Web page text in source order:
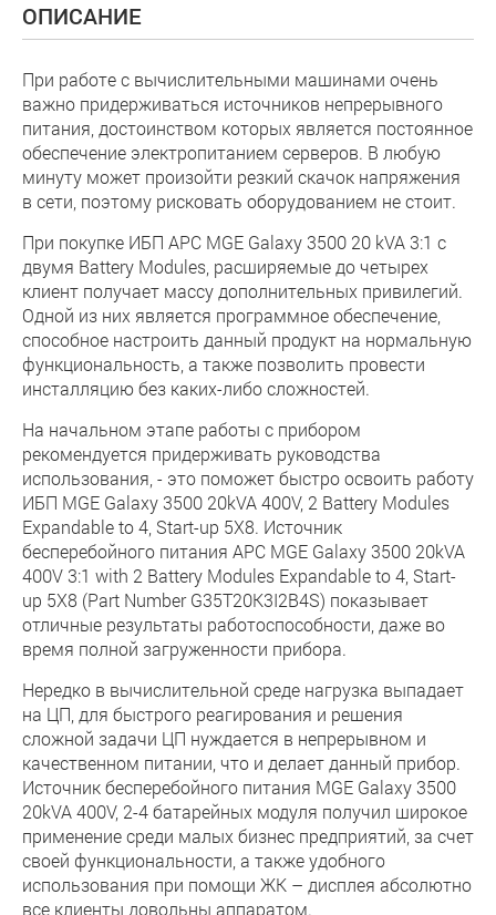
ОПИСАНИЕ
При работе с вычислительными машинами очень
важно придерживаться источников непрерывного
питания, достоинством которых является постоянное
обеспечение электропитанием серверов. В любую
минуту может произойти резкий скачок напряжения
в сети, поэтому рисковать оборудованием не стоит.
При покупке ИБП APC MGE Galaxy 3500 20 kVA 3:1 с
двумя Battery Modules, расширяемые до четырех
клиент получает массу дополнительных привилегий.
Одной из них является программное обеспечение,
способное настроить данный продукт на нормальную
функциональность, а также позволить провести
инсталляцию без каких-либо сложностей.
На начальном этапе работы с прибором
рекомендуется придерживать руководства
использования, - это поможет быстро освоить работу
ИБП MGE Galaxy 3500 20kVA 400V, 2 Battery Modules
Expandable to 4, Start-up 5X8. Источник
бесперебойного питания APC MGE Galaxy 3500 20kVA
400V 3:1 with 2 Battery Modules Expandable to 4, Start-
up 5X8 (Part Number G35T20K3I2B4S) показывает
отличные результаты работоспособности, даже во
время полной загруженности прибора.
Нередко в вычислительной среде нагрузка выпадает
на ЦП, для быстрого реагирования и решения
сложной задачи ЦП нуждается в непрерывном и
качественном питании, что и делает данный прибор.
Источник бесперебойного питания MGE Galaxy 3500
20kVA 400V, 2-4 батарейных модуля получил широкое
применение среди малых бизнес предприятий, за счет
своей функциональности, а также удобного
использования при помощи ЖК – дисплея абсолютно
все клиенты довольны аппаратом.